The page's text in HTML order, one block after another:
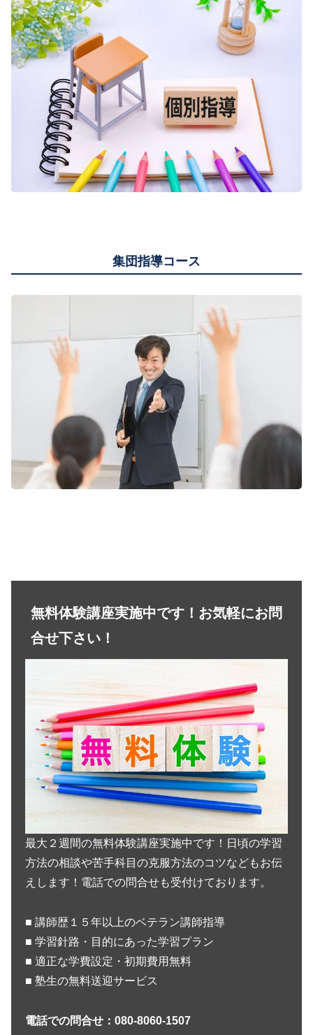
集団指導コース
無料体験講座実施中です！お気軽にお問
合せ下さい！
最大２週間の無料体験講座実施中です！日頃の学習
方法の相談や苦手科目の克服方法のコツなどもお伝
えします！電話での問合せも受付けております。
■ 講師歴１５年以上のベテラン講師指導
■ 学習針路・目的にあった学習プラン
■ 適正な学費設定・初期費用無料
■ 塾生の無料送迎サービス
電話での問合せ：080-8060-1507